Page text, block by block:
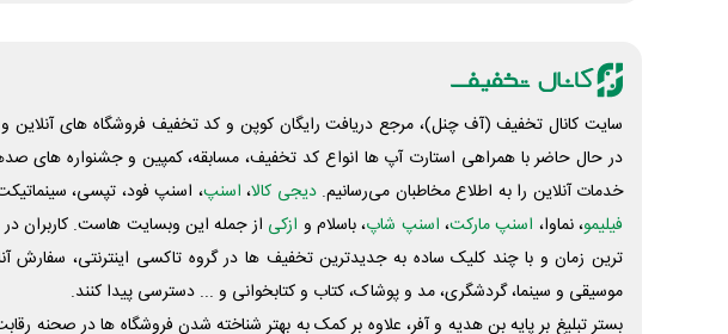
سایت کانال تخفیف (آف چنل)، مرجع دریافت رایگان کوپن و کد تخفیف فروشگاه های آنلاین
در حال حاضر با همراهی استارت آپ ها انواع کد تخفیف، مسابقه، کمپین و جشنواره های
خدمات آنلاین را به اطلاع مخاطبان می‌رسانیم. دیجی کالا، اسنپ، اسنپ فود، تپسی،
فیلیمو، نماوا، اسنپ مارکت، اسنپ شاپ، باسلام و ازکی از جمله این وبسایت ‌هاست. کاربران در
ترین زمان و با چند کلیک ساده به جدیدترین تخفیف ها در گروه تاکسی اینترنتی، سفارش
موسیقی و سینما، گردشگری، مد و پوشاک، کتاب و کتابخوانی و ... دسترسی پیدا کنند.
بستر تبلیغ بر پایه بن هدیه و آفر، علاوه بر کمک به بهتر شناخته شدن فروشگاه ها در صحنه